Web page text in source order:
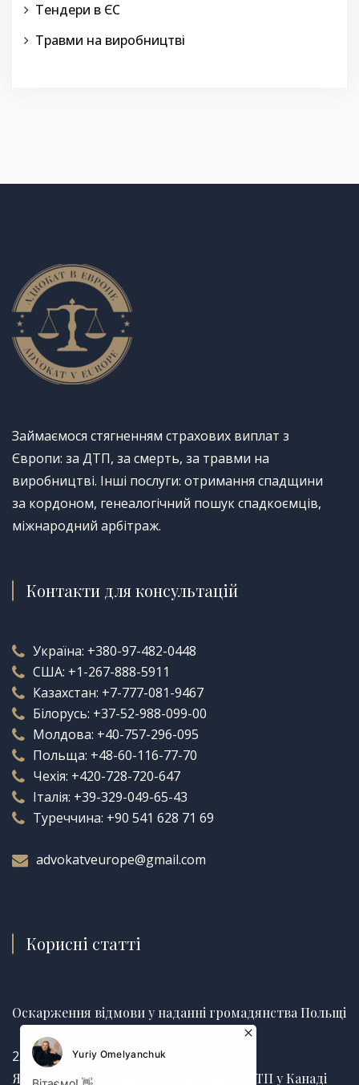
Тендери в ЄС
Травми на виробництві
Займаємося стягненням страхових виплат з
Європи: за ДТП, за смерть, за травми на
виробництві. Інші послуги: отримання спадщини
за кордоном, генеалогічний пошук спадкоємців,
міжнародний арбітраж.
Контакти для консультацій
Україна: +380-97-482-0448
США: +1-267-888-5911
Казахстан: +7-777-081-9467
Білорусь: +37-52-988-099-00
Молдова: +40-757-296-095
Польща: +48-60-116-77-70
Чехія: +420-728-720-647
Італія: +39-329-049-65-43
Туреччина: +90 541 628 71 69
advokatveurope@gmail.com
Корисні статті
Оскарження відмови у наданні громадянства Польщі
25.06.2026
Як отримати страхову виплату після ДТП у Канаді